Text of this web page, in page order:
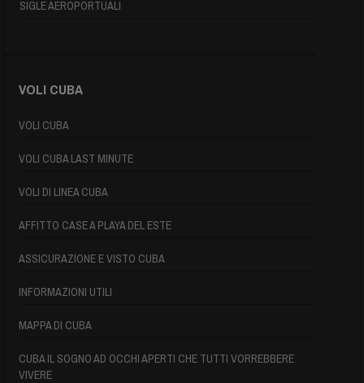
SIGLE AEROPORTUALI
VOLI CUBA
VOLI CUBA
VOLI CUBA LAST MINUTE
VOLI DI LINEA CUBA
AFFITTO CASE A PLAYA DEL ESTE
ASSICURAZIONE E VISTO CUBA
INFORMAZIONI UTILI
MAPPA DI CUBA
CUBA IL SOGNO AD OCCHI APERTI CHE TUTTI VORREBBERE
VIVERE